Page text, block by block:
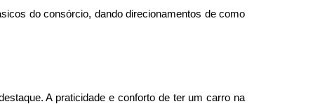
do consórcio, dando direcionamentos de como
A praticidade e conforto de ter um carro na